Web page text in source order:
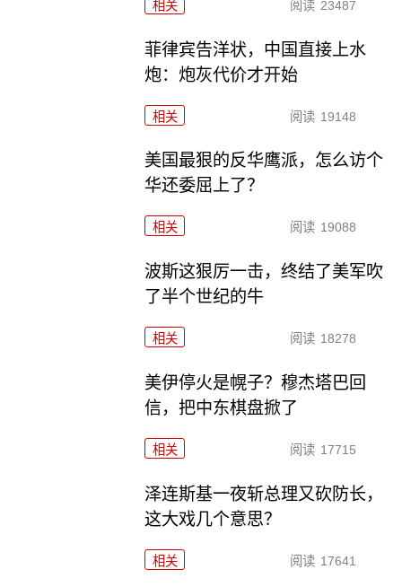
相关 阅读 23487
菲律宾告洋状，中国直接上水
炮：炮灰代价才开始
相关 阅读 19148
美国最狠的反华鹰派，怎么访个
华还委屈上了？
相关 阅读 19088
波斯这狠厉一击，终结了美军吹
了半个世纪的牛
相关 阅读 18278
美伊停火是幌子？穆杰塔巴回
信，把中东棋盘掀了
相关 阅读 17715
泽连斯基一夜斩总理又砍防长，
这大戏几个意思？
相关 阅读 17641